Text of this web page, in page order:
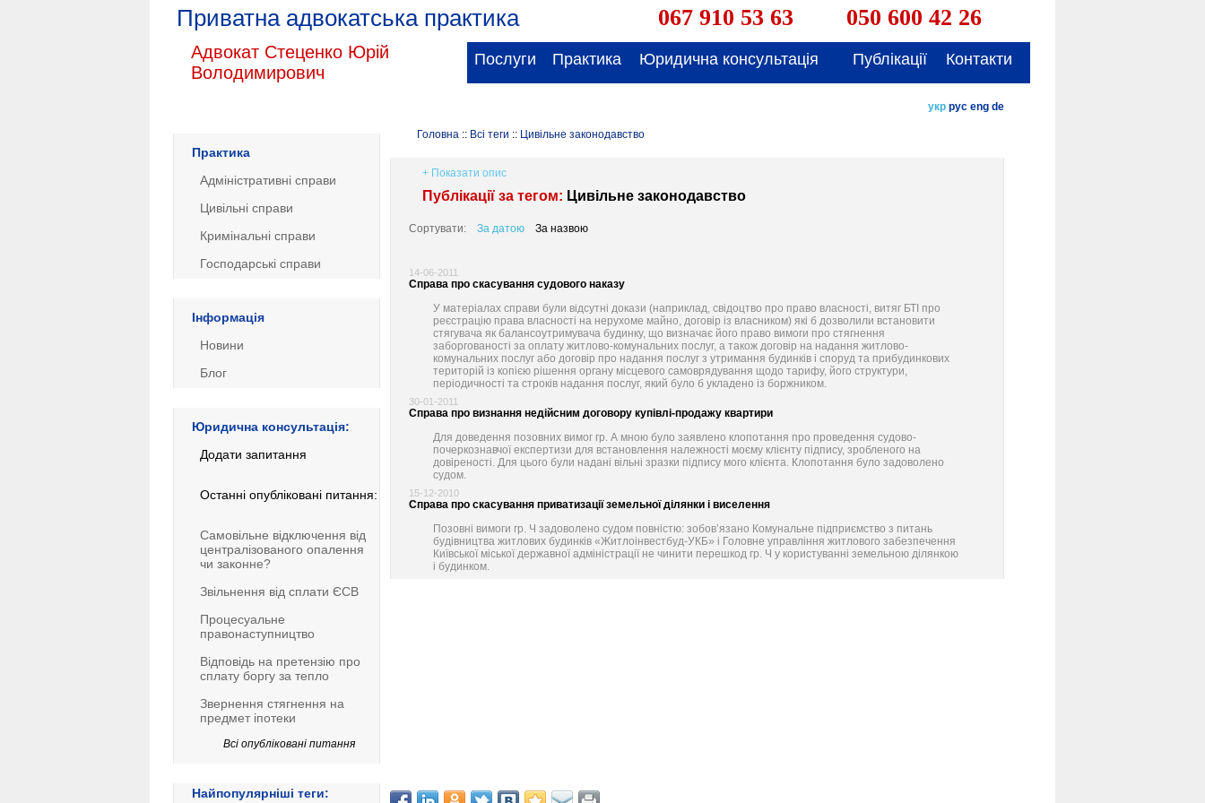
Приватна адвокатська практика 067 910 53 63 050 600 42 26
Адвокат Стеценко Юрій
Володимирович
Послуги Практика Юридична консультація Публікації Контакти
укр рус eng de
Практика
Адміністративні справи
Цивільні справи
Кримінальні справи
Господарські справи
Інформація
Новини
Блог
Юридична консультація:
Додати запитання
Останні опубліковані питання:
Самовільне відключення від
централізованого опалення
чи законне?
Звільнення від сплати ЄСВ
Процесуальне
правонаступництво
Відповідь на претензію про
сплату боргу за тепло
Звернення стягнення на
предмет іпотеки
Всі опубліковані питання
Найпопулярніші теги:
Головна :: Всі теги :: Цивільне законодавство
+ Показати опис
Публікації за тегом: Цивільне законодавство
Сортувати: За датою За назвою
14-06-2011
Справа про скасування судового наказу
У матеріалах справи були відсутні докази (наприклад, свідоцтво про право власності, витяг БТІ про
реєстрацію права власності на нерухоме майно, договір із власником) які б дозволили встановити
стягувача як балансоутримувача будинку, що визначає його право вимоги про стягнення
заборгованості за оплату житлово-комунальних послуг, а також договір на надання житлово-
комунальних послуг або договір про надання послуг з утримання будинків і споруд та прибудинкових
територій із копією рішення органу місцевого самоврядування щодо тарифу, його структури,
періодичності та строків надання послуг, який було б укладено із боржником.
30-01-2011
Справа про визнання недійсним договору купівлі-продажу квартири
Для доведення позовних вимог гр. А мною було заявлено клопотання про проведення судово-
почеркознавчої експертизи для встановлення належності моєму клієнту підпису, зробленого на
довіреності. Для цього були надані вільні зразки підпису мого клієнта. Клопотання було задоволено
судом.
15-12-2010
Справа про скасування приватизації земельної ділянки і виселення
Позовні вимоги гр. Ч задоволено судом повністю: зобов’язано Комунальне підприємство з питань
будівництва житлових будинків «Житлоінвестбуд-УКБ» і Головне управління житлового забезпечення
Київської міської державної адміністрації не чинити перешкод гр. Ч у користуванні земельною ділянкою
і будинком.